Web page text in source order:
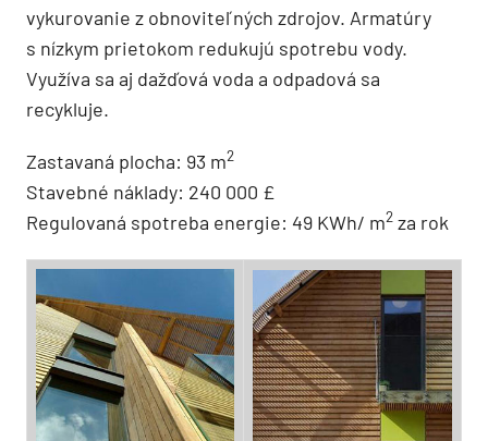
vykurovanie z obnoviteľných zdrojov. Armatúry
s nízkym prietokom redukujú spotrebu vody.
Využíva sa aj dažďová voda a odpadová sa
recykluje.
Zastavaná plocha: 93 m2
Stavebné náklady: 240 000 £
Regulovaná spotreba energie: 49 KWh/ m2 za rok